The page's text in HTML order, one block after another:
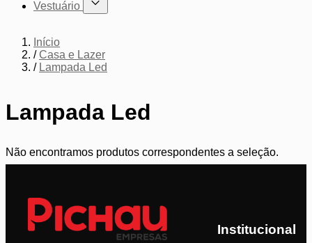
Vestuário
Mostrar submenu para a categoria Vestuário
Início
/ Casa e Lazer
/ Lampada Led
Lampada Led
Não encontramos produtos correspondentes a seleção.
Institucional